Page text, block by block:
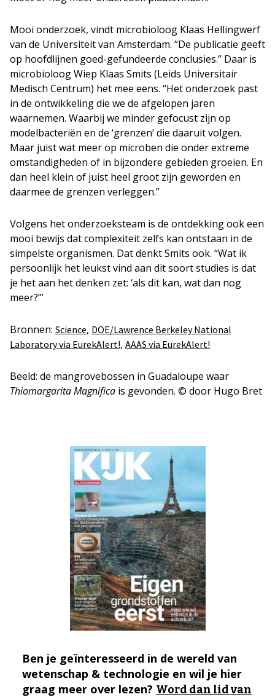
Mooi onderzoek, vindt microbioloog Klaas Hellingwerf
van de Universiteit van Amsterdam. “De publicatie geeft
op hoofdlijnen goed-gefundeerde conclusies.” Daar is
microbioloog Wiep Klaas Smits (Leids Universitair
Medisch Centrum) het mee eens. “Het onderzoek past
in de ontwikkeling die we de afgelopen jaren
waarnemen. Waarbij we minder gefocust zijn op
modelbacteriën en de ‘grenzen’ die daaruit volgen.
Maar juist wat meer op microben die onder extreme
omstandigheden of in bijzondere gebieden groeien. En
dan heel klein of juist heel groot zijn geworden en
daarmee de grenzen verleggen.”
Volgens het onderzoeksteam is de ontdekking ook een
mooi bewijs dat complexiteit zelfs kan ontstaan in de
simpelste organismen. Dat denkt Smits ook. “Wat ik
persoonlijk het leukst vind aan dit soort studies is dat
je het aan het denken zet: ‘als dit kan, wat dan nog
meer?’”
Bronnen: Science, DOE/Lawrence Berkeley National
Laboratory via EurekAlert!, AAAS via EurekAlert!
Beeld: de mangrovebossen in Guadaloupe waar
Thiomargarita Magnifica is gevonden. © door Hugo Bret
Ben je geïnteresseerd in de wereld van
wetenschap & technologie en wil je hier
graag meer over lezen? Word dan lid van